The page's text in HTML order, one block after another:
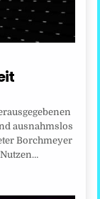
ausnahmslos
Borchmeyer